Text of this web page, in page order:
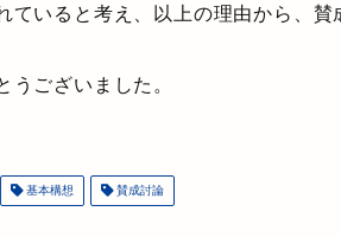
ていると考え、以上の理由から、賛
うございました。
基本構想 賛成討論